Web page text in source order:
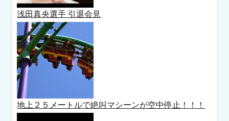
浅田真央選手 引退会見
地上２５メートルで絶叫マシーンが空中停止！！！